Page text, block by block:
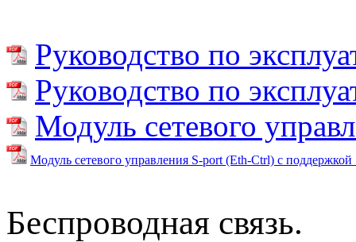
Руководство по
Руководство по
Модуль сетевого
Модуль сетевого управления S-port (Eth-Ctrl) с поддержкой
Беспроводная связь.